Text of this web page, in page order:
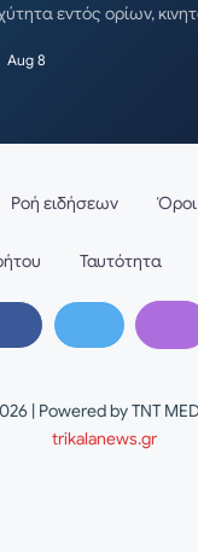
εντός ορίων,
Aug 8
| Powered by TNT
trikalanews.gr
Ροή ειδήσεων
Ταυτότητα